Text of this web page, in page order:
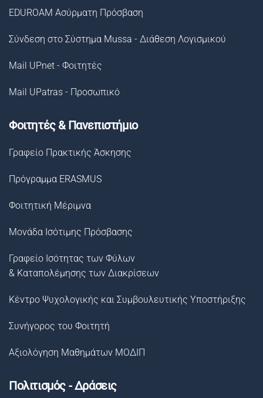
EDUROAM Ασύρματη Πρόσβαση
Σύνδεση στο Σύστημα Μussa - Διάθεση Λογισμικού
Mail UPnet - Φοιτητές
Mail UPatras - Προσωπικό
Φοιτητές & Πανεπιστήμιο
Γραφείο Πρακτικής Άσκησης
Πρόγραμμα ERASMUS
Φοιτητική Μέριμνα
Μονάδα Ισότιμης Πρόσβασης
Γραφείο Ισότητας των Φύλων
& Καταπολέμησης των Διακρίσεων
Κέντρο Ψυχολογικής και Συμβουλευτικής Υποστήριξης
Συνήγορος του Φοιτητή
Αξιολόγηση Μαθημάτων ΜΟΔΙΠ
Πολιτισμός - Δράσεις